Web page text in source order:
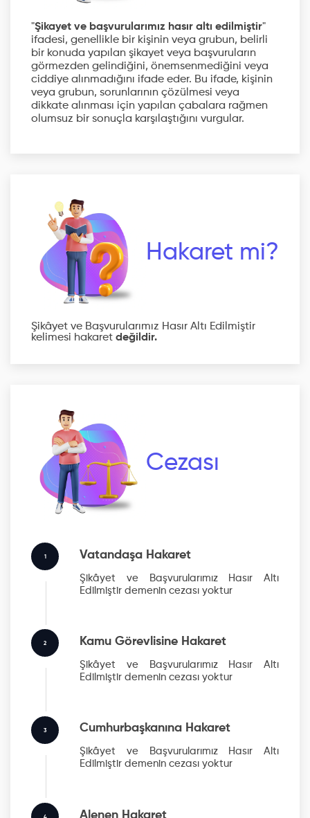
"Şikayet ve başvurularımız hasır altı edilmiştir"
ifadesi, genellikle bir kişinin veya grubun, belirli
bir konuda yapılan şikayet veya başvuruların
görmezden gelindiğini, önemsenmediğini veya
ciddiye alınmadığını ifade eder. Bu ifade, kişinin
veya grubun, sorunlarının çözülmesi veya
dikkate alınması için yapılan çabalara rağmen
olumsuz bir sonuçla karşılaştığını vurgular.
Hakaret mi?
Şikâyet ve Başvurularımız Hasır Altı Edilmiştir
kelimesi hakaret değildir.
Cezası
1 Vatandaşa Hakaret
Şikâyet ve Başvurularımız Hasır Altı
Edilmiştirdemenin cezası yoktur
2 Kamu Görevlisine Hakaret
Şikâyet ve Başvurularımız Hasır Altı
Edilmiştirdemenin cezası yoktur
3 Cumhurbaşkanına Hakaret
Şikâyet ve Başvurularımız Hasır Altı
Edilmiştirdemenin cezası yoktur
Alenen Hakaret